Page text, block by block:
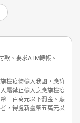
款、要求ATM轉帳。
檢疫物輸入我國，應符
屬禁止輸入之應施檢疫
三百萬元以下罰金。應
，得處新臺幣五萬元以